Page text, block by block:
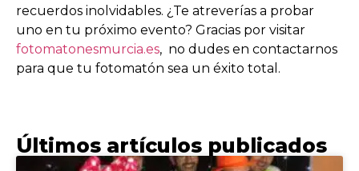
recuerdos inolvidables. ¿Te atreverías a probar
uno en tu próximo evento? Gracias por visitar
fotomatonesmurcia.es, no dudes en contactarnos
para que tu fotomatón sea un éxito total.
Últimos artículos publicados